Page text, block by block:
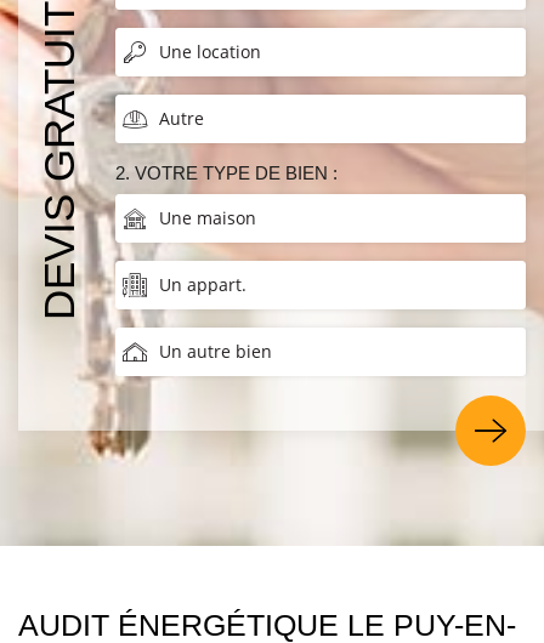
DEVIS GRATUIT Une location
Autre
2. VOTRE TYPE DE BIEN :
Une maison
Un appart.
Un autre bien
AUDIT ÉNERGÉTIQUE LE PUY-EN-